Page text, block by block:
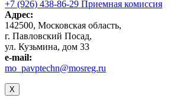
+7 (926) 438-86-29 Приемная комиссия
Адрес:
142500, Московская область,
г. Павловский Посад,
ул. Кузьмина, дом 33
e-mail:
mo_pavptechn@mosreg.ru
X